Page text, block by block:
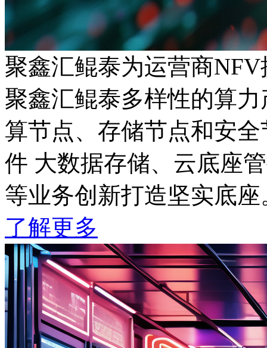
聚鑫汇鲲泰为运营商
聚鑫汇鲲泰多样性的算力
算节点、存储节点和安全
件 大数据存储、云底座管
等业务创新打造坚实底座
了解更多